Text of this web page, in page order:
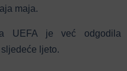
maja.
UEFA je već odgodila
ljeto.